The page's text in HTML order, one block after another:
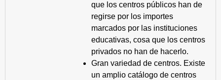
que los centros públicos han de
regirse por los importes
marcados por las instituciones
educativas, cosa que los centros
privados no han de hacerlo.
Gran variedad de centros. Existe
un amplio catálogo de centros